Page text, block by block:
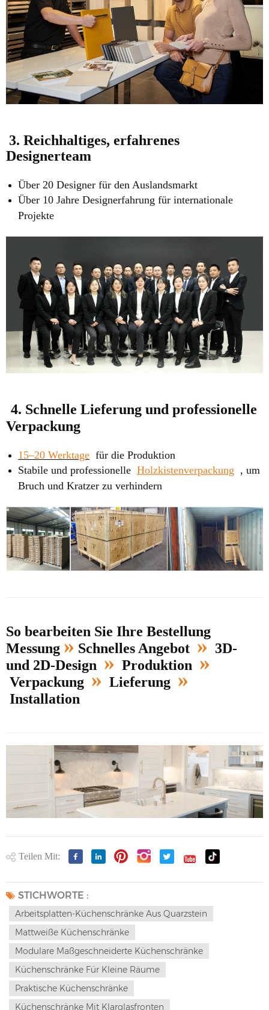
3. Reichhaltiges, erfahrenes
Designerteam
Über 20 Designer für den Auslandsmarkt
Über 10 Jahre Designerfahrung für internationale
Projekte
4. Schnelle Lieferung und professionelle
Verpackung
15–20 Werktage für die Produktion
Stabile und professionelle Holzkistenverpackung , um
Bruch und Kratzer zu verhindern
So bearbeiten Sie Ihre Bestellung
Messung » Schnelles Angebot » 3D-
und 2D-Design » Produktion »
Verpackung » Lieferung »
Installation
Teilen Mit:
STICHWORTE :
Arbeitsplatten-Küchenschränke Aus Quarzstein
Mattweiße Küchenschränke
Modulare Maßgeschneiderte Küchenschränke
Küchenschränke Für Kleine Räume
Praktische Küchenschränke
Küchenschränke Mit Klarglasfronten